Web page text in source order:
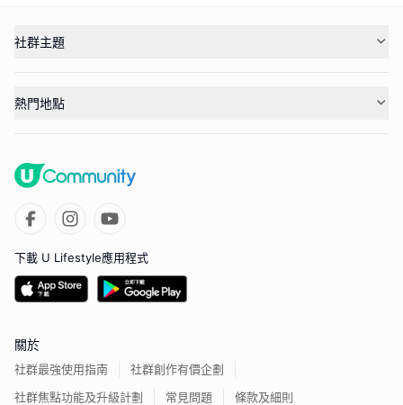
社群主題
熱門地點
下載 U Lifestyle應用程式
關於
社群最強使用指南
社群創作有價企劃
社群焦點功能及升級計劃
常見問題 條款及細則